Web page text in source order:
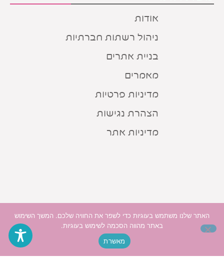
אודות
ניהול רשתות חברתיות
בניית אתרים
מאמרים
מדיניות פרטיות
הצהרת נגישות
מדיניות אתר
האתר כתוב בלשון נקבה מטעמי נוחות בלבד אך פונה
האתר שלנו משתמש בעוגיות כדי לשפר את החוויה שלכם. המשך השימוש
באתר מהווה הסכמה לשימוש בעוגיות.
מאשרת